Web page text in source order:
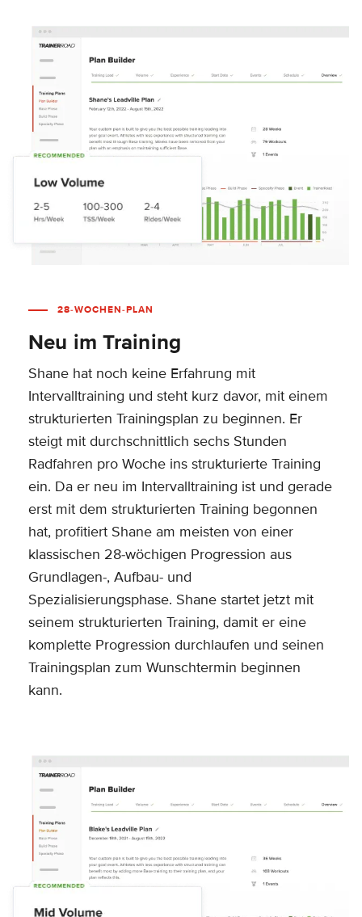
28-WOCHEN-PLAN
Neu im Training
Shane hat noch keine Erfahrung mit
Intervalltraining und steht kurz davor, mit einem
strukturierten Trainingsplan zu beginnen. Er
steigt mit durchschnittlich sechs Stunden
Radfahren pro Woche ins strukturierte Training
ein. Da er neu im Intervalltraining ist und gerade
erst mit dem strukturierten Training begonnen
hat, profitiert Shane am meisten von einer
klassischen 28-wöchigen Progression aus
Grundlagen-, Aufbau- und
Spezialisierungsphase. Shane startet jetzt mit
seinem strukturierten Training, damit er eine
komplette Progression durchlaufen und seinen
Trainingsplan zum Wunschtermin beginnen
kann.